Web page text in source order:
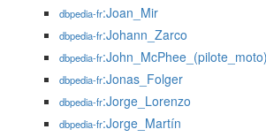
dbpedia-fr:Joan_Mir
dbpedia-fr:Johann_Zarco
dbpedia-fr
dbpedia-fr:Jonas_Folger
dbpedia-fr:Jorge_Lorenzo
dbpedia-fr:Jorge_Martín